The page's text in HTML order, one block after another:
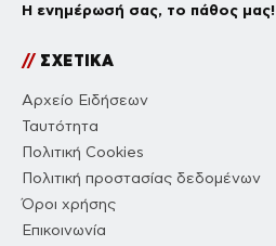
Η ενημέρωσή σας, το πάθος μας!
//ΣΧΕΤΙΚΑ
Αρχείο Ειδήσεων
Ταυτότητα
Πολιτική Cookies
Πολιτική προστασίας δεδομένων
Όροι χρήσης
Επικοινωνία